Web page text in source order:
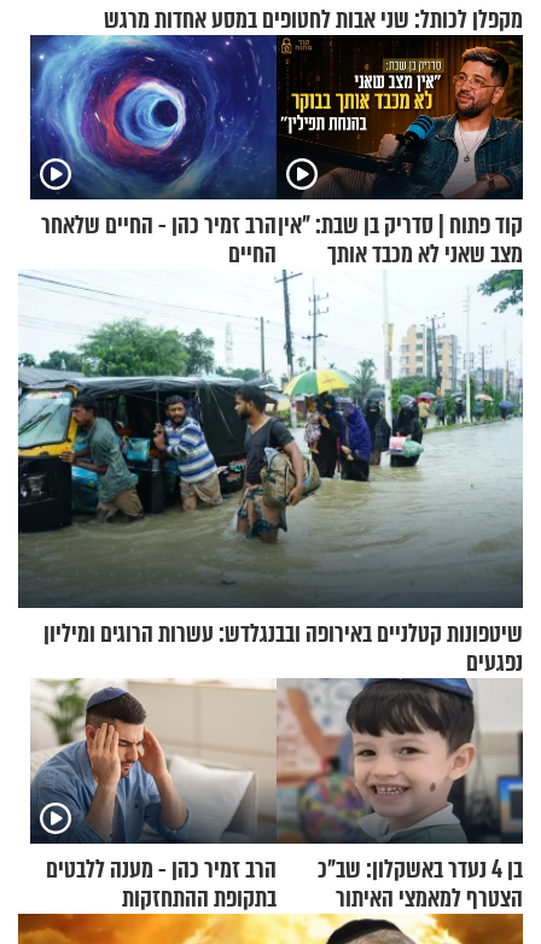
מקפלן לכותל: שני אבות לחטופים במסע אחדות מרגש
קוד פתוח | סדריק בן שבת: "אין
מצב שאני לא מכבד אותך
בבוקר בהנחת תפילין"
הרב זמיר כהן - החיים שלאחר
החיים
שיטפונות קטלניים באירופה ובבנגלדש: עשרות הרוגים ומיליון
נפגעים
בן 4 נעדר באשקלון: שב"כ
הצטרף למאמצי האיתור
הרב זמיר כהן - מענה ללבטים
בתקופת ההתחזקות